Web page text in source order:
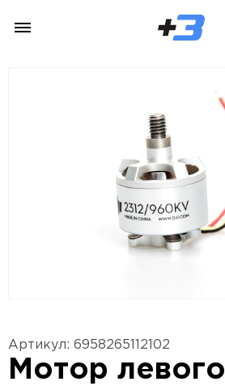
Артикул: 6958265112102
Мотор левого